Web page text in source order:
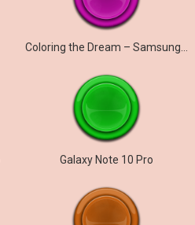
Galaxy Note 10 Pro